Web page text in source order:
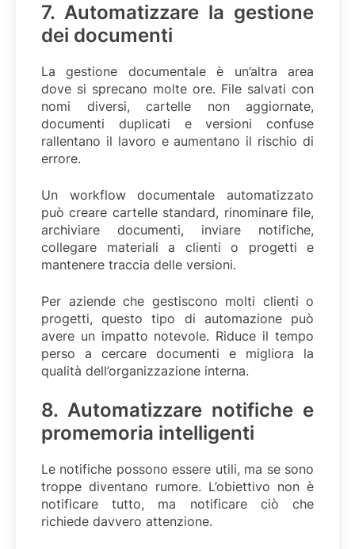
7. Automatizzare la gestione
dei documenti
La gestione documentale è un’altra area
dove si sprecano molte ore. File salvati con
nomi diversi, cartelle non aggiornate,
documenti duplicati e versioni confuse
rallentano il lavoro e aumentano il rischio di
errore.
Un workflow documentale automatizzato
può creare cartelle standard, rinominare file,
archiviare documenti, inviare notifiche,
collegare materiali a clienti o progetti e
mantenere traccia delle versioni.
Per aziende che gestiscono molti clienti o
progetti, questo tipo di automazione può
avere un impatto notevole. Riduce il tempo
perso a cercare documenti e migliora la
qualità dell’organizzazione interna.
8. Automatizzare notifiche e
promemoria intelligenti
Le notifiche possono essere utili, ma se sono
troppe diventano rumore. L’obiettivo non è
notificare tutto, ma notificare ciò che
richiede davvero attenzione.